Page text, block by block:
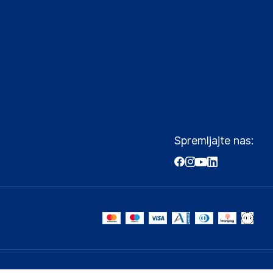
Spremljajte nas: